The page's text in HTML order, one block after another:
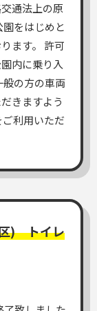
続き等
通法上の原
をはじめと
ます。 許可
内に乗り入
の方の車両
きますよう
利用いただ
) トイレ